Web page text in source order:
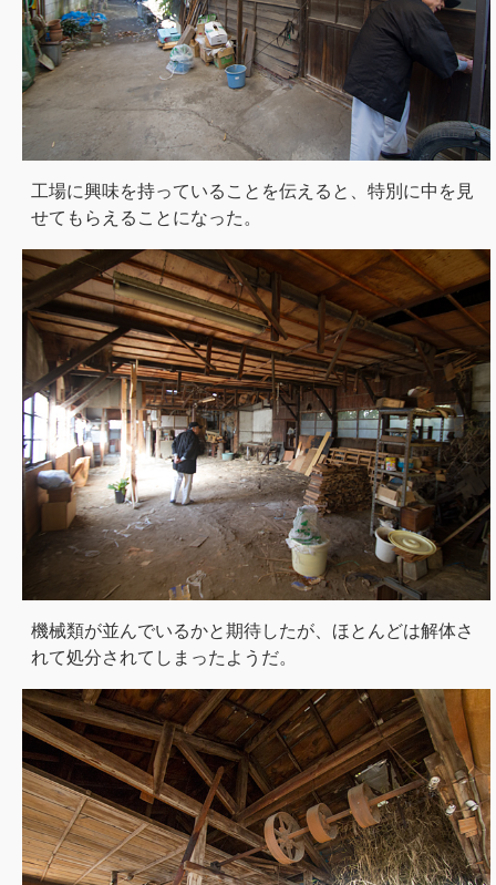
工場に興味を持っていることを伝えると、特別に中を見
せてもらえることになった。
機械類が並んでいるかと期待したが、ほとんどは解体さ
れて処分されてしまったようだ。